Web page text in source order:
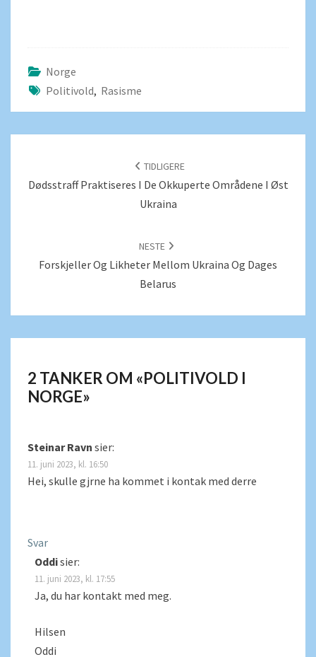
Norge
Politivold, Rasisme
TIDLIGERE
Dødsstraff Praktiseres I De Okkuperte Områdene I Øst
Ukraina
NESTE
Forskjeller Og Likheter Mellom Ukraina Og Dages
Belarus
2 TANKER OM «POLITIVOLD I
NORGE»
Steinar Ravn sier:
11. juni 2023, kl. 16:50
Hei, skulle gjrne ha kommet i kontak med derre
Svar
Oddisier:
11. juni 2023, kl. 17:55
Ja, du har kontakt med meg.
Hilsen
Oddi